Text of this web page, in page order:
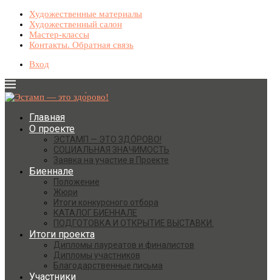
Художественные материалы
Художественный салон
Мастер-классы
Контакты. Обратная связь
Вход
Главная
О проекте
ЭСТАМП — ЭТО ЗДО́РОВО!
СОЦИАЛЬНАЯ ЗНАЧИМОСТЬ
Заявка на участие в Проекте
Биеннале
Положение
Жюри
Итоги конкурсного отбора
КАТАЛОГ БИЕННАЛЕ
ПОДГОТОВКА И ОТКРЫТИЕ ВЫСТАВКИ.
Итоги проекта
Дипломы лауреатов и финалистов
Дипломы участников
Благодарственные письма
Участники